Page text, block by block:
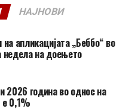
НАЈНОВИ
апликацијата „Беббо“ во
недела на доењето
2026 година во однос на
е 0,1%